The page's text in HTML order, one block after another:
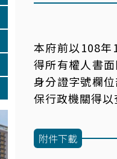
本府前以108年
得所有權人書
身分證字號欄
保行政機關得以
附件下載